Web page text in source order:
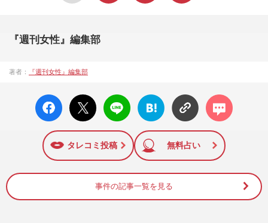
『週刊女性』編集部
著者： 『週刊女性』編集部
facebo
ok い
X ポス
ト
LINE
はてな
ブック
に追加
コメン
ト
タレコミ投稿 無料占い
事件の記事一覧を見る